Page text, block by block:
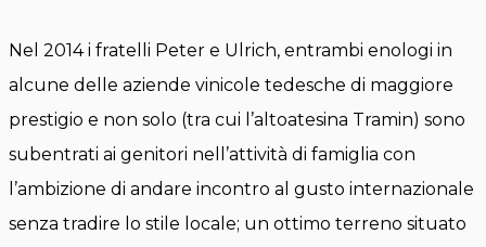
Nel 2014 i fratelli Peter e Ulrich, entrambi enologi in
alcune delle aziende vinicole tedesche di maggiore
prestigio e non solo (tra cui l’altoatesina Tramin) sono
subentrati ai genitori nell’attività di famiglia con
l’ambizione di andare incontro al gusto internazionale
senza tradire lo stile locale; un ottimo terreno situato